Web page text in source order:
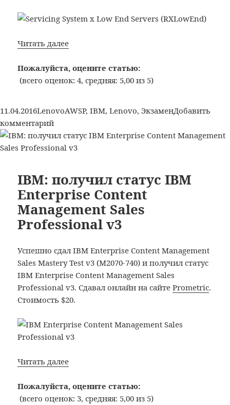
Читать далееLenovo:
авторизацию
Servicing
Low
Servers
Пожалуйста, оцените статью:
(всего оценок: 4, средняя: 5,00 из 5)
Опубликовано
11.04.2016Рубрики
LenovoМетки
AWSP, IBM, Lenovo, ЭкзаменДобавить
комментарийк
записи
Lenovo:
Servicing
System
x
Low
IBM: получил статус IBM
Enterprise Content
Management Sales
Professional v3
Успешно сдал IBM Enterprise Content Management
Sales Mastery Test v3 (M2070-740) и получил статус
IBM Enterprise Content Management Sales
Professional v3. Сдавал онлайн на сайтеPrometric.
Стоимость $20.
Читать далееIBM:
статус
IBM
Пожалуйста, оцените статью:
(всего оценок: 3, средняя: 5,00 из 5)